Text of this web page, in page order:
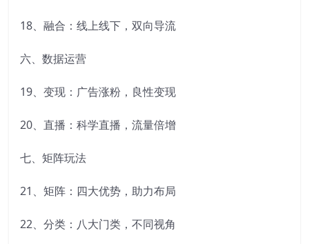
18、融合：线上线下，双向导流
六、数据运营
19、变现：广告涨粉，良性变现
20、直播：科学直播，流量倍增
七、矩阵玩法
21、矩阵：四大优势，助力布局
22、分类：八大门类，不同视角